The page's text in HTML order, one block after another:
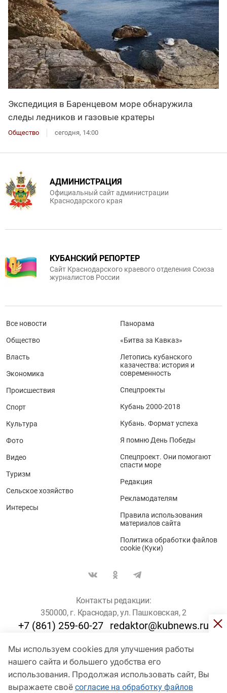
Экспедиция в Баренцевом море обнаружила
следы ледников и газовые кратеры
Общество сегодня, 14:00
Мы используем cookies для улучшения работы
нашего сайта и большего удобства его
использования. Продолжая использовать сайт, Вы
выражаете своё согласие на обработку файлов
АДМИНИСТРАЦИЯ
Официальный сайт администрации
Краснодарского края
КУБАНСКИЙ РЕПОРТЕР
Сайт Краснодарского краевого отделения Союза
журналистов России
Все новости
Общество
Власть
Экономика
Происшествия
Спорт
Культура
Фото
Видео
Туризм
Сельское хозяйство
Интересы
Панорама
«Битва за Кавказ»
Летопись кубанского
казачества: история и
современность
Спецпроекты
Кубань 2000-2018
Кубань. Формат успеха
Я помню День Победы
Спецпроект. Они помогают
спасти море
Редакция
Рекламодателям
Правила использования
материалов сайта
Политика обработки файлов
cookie (Куки)
Контакты редакции:
350000, г. Краснодар, ул. Пашковская, 2
+7 (861) 259-60-27 redaktor@kubnews.ru
Для пользователей старше 16 лет
© Кубанские Новости, 2017
Сетевое издание «kubnews» зарегистрировано Федеральной